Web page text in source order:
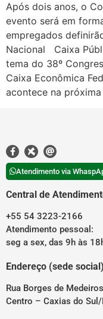
Após dois anos, o
evento será em
empregados
Nacional Caixa
tema do 38º
Caixa Econômica
acontece na
Atendimento via
Central de
+55 54 3223-2166
Atendimento pessoal:
seg a sex, das 9h às
Endereço (sede social)
Rua Borges de
Centro – Caxias do Sul/